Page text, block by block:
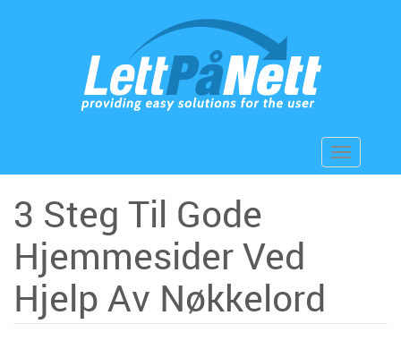
Toggle
navigation
3 Steg Til Gode
Hjemmesider Ved
Hjelp Av Nøkkelord